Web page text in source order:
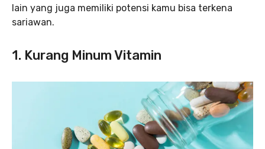
lain yang juga memiliki potensi kamu bisa terkena
sariawan.
1. Kurang Minum Vitamin